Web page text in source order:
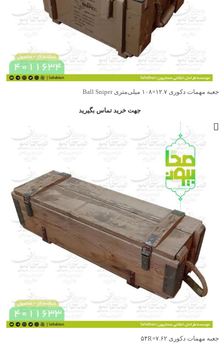
جعبه مهمات دکوری ۱۲.۷×۱۰۸ میلی‌متری Ball Sniper
جهت خرید تماس بگیرید
جعبه مهمات دکوری ۷.۶۲×۵۴R